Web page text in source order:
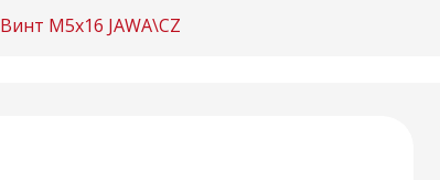
Винт М5х16 JAWA\CZ